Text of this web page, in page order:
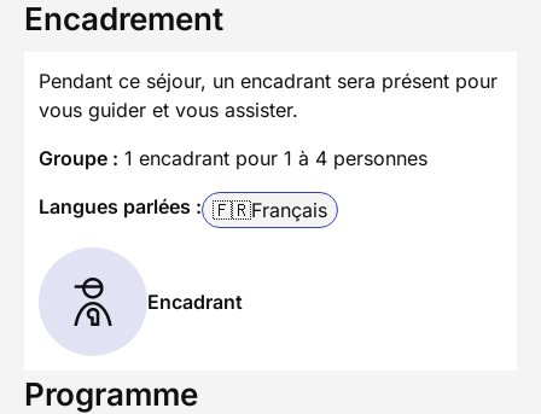
Encadrement
Pendant ce séjour, un encadrant sera présent pour
vous guider et vous assister.
Groupe : 1 encadrant pour 1 à 4 personnes
Langues parlées : 🇫🇷Français
Encadrant
Programme